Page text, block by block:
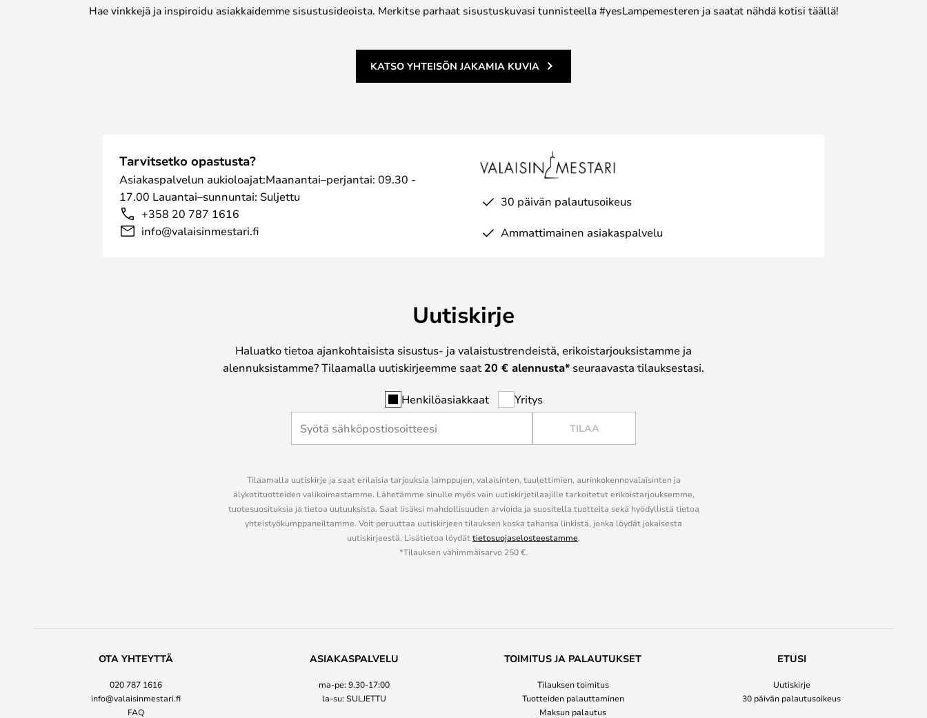
Hae vinkkejä ja inspiroidu asiakkaidemme sisustusideoista. Merkitse parhaat sisustuskuvasi tunnisteella #yesLampemesteren ja saatat nähdä kotisi täällä!
KATSO YHTEISÖN JAKAMIA KUVIA
Tarvitsetko opastusta?
Asiakaspalvelun aukioloajat:Maanantai–perjantai: 09.30 -
17.00 Lauantai–sunnuntai: Suljettu
+358 20 787 1616
info@valaisinmestari.fi
30 päivän palautusoikeus
Ammattimainen asiakaspalvelu
Uutiskirje
Haluatko tietoa ajankohtaisista sisustus- ja valaistustrendeistä, erikoistarjouksistamme ja
alennuksistamme? Tilaamalla uutiskirjeemme saat 20 € alennusta* seuraavasta tilauksestasi.
Henkilöasiakkaat Yritys
TILAA
Tilaamalla uutiskirje ja saat erilaisia tarjouksia lamppujen, valaisinten, tuulettimien, aurinkokennovalaisinten ja
älykotituotteiden valikoimastamme. Lähetämme sinulle myös vain uutiskirjetilaajille tarkoitetut erikoistarjouksemme,
tuotesuosituksia ja tietoa uutuuksista. Saat lisäksi mahdollisuuden arvioida ja suositella tuotteita sekä hyödyllistä tietoa
yhteistyökumppaneiltamme. Voit peruuttaa uutiskirjeen tilauksen koska tahansa linkistä, jonka löydät jokaisesta
uutiskirjeestä. Lisätietoa löydättietosuojaselosteestamme.
*Tilauksen vähimmäisarvo 250 €.
OTA YHTEYTTÄ
020 787 1616
info@valaisinmestari.fi
FAQ
ASIAKASPALVELU
ma-pe: 9.30-17:00
la-su: SULJETTU
TOIMITUS JA PALAUTUKSET
Tilauksen toimitus
Tuotteiden palauttaminen
Maksun palautus
ETUSI
Uutiskirje
30 päivän palautusoikeus